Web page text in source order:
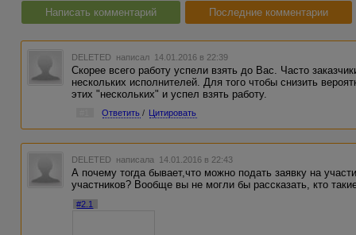
Написать комментарий Последние комментарии
DELETED написал 14.01.2016 в 22:39
Скорее всего работу успели взять до Вас. Часто
нескольких исполнителей. Для того чтобы снизить
этих "нескольких" и успел взять работу.
Ответить / Цитировать
DELETED написала 14.01.2016 в 22:43
А почему тогда бывает,что можно подать заявку на
участников? Вообще вы не могли бы рассказать, кто
#2.1